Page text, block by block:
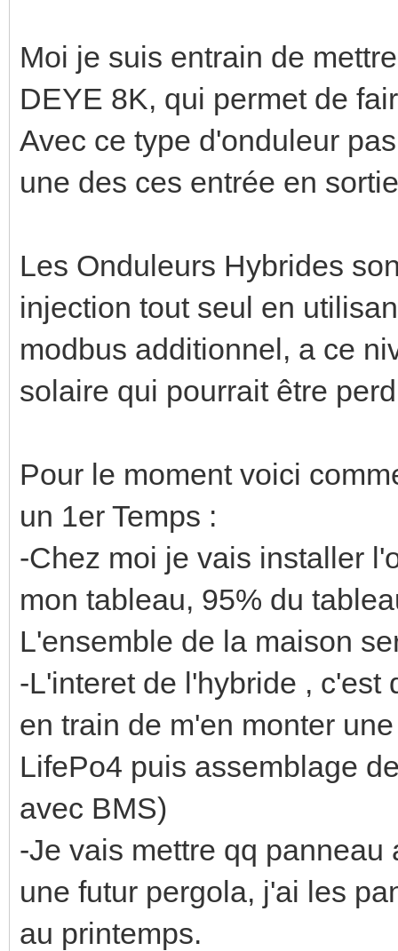
Moi je suis entrain de
DEYE 8K, qui permet de
Avec ce type d'onduleur
une des ces entrée en
Les Onduleurs Hybrides
injection tout seul en
modbus additionnel, a ce
solaire qui pourrait être
Pour le moment voici
un 1er Temps :
-Chez moi je vais installer
mon tableau, 95% du
L'ensemble de la maison
-L'interet de l'hybride , c'est
en train de m'en monter
LifePo4 puis assemblage
avec BMS)
-Je vais mettre qq
une futur pergola, j'ai les
au printemps.